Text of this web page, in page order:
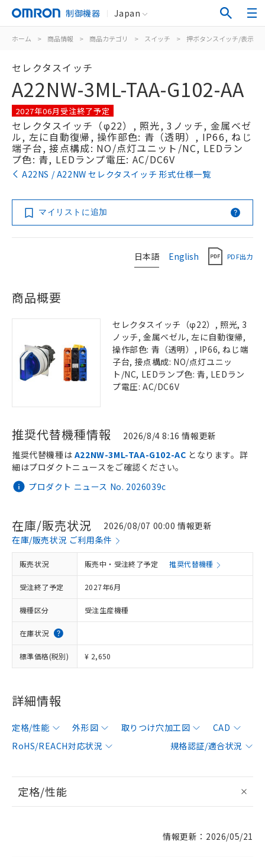
制御機器 Japan
ホーム > 商品情報 > 商品カテゴリ > スイッチ > 押ボタンスイッチ/表示灯
セレクタスイッチ
A22NW-3ML-TAA-G102-AA
2027年06月受注終了予定
セレクタスイッチ（φ22）, 照光, 3ノッチ, 金属ベゼ
ル, 左に自動復帰, 操作部色: 青（透明）, IP66, ねじ
端子台, 接点構成: NO/点灯ユニット/NC, LEDラン
プ色: 青, LEDランプ電圧: AC/DC6V
A22NS / A22NW セレクタスイッチ 形式仕様一覧
マイリストに追加
日本語 English PDF出力
商品概要
セレクタスイッチ（φ22）, 照光, 3
ノッチ, 金属ベゼル, 左に自動復帰,
操作部色: 青（透明）, IP66, ねじ端
子台, 接点構成: NO/点灯ユニッ
ト/NC, LEDランプ色: 青, LEDラン
プ電圧: AC/DC6V
推奨代替機種情報 2026/8/4 8:16 情報更新
プロダクト ニュース No. 2026039c
推奨代替機種は A22NW-3ML-TAA-G102-AC となります。詳
細はプロダクトニュースをご確認ください。
在庫/販売状況
2026/08/07 00:00 情報更新
在庫/販売状況 ご利用条件
販売状況 販売中・受注終了予定 推奨代替機種
受注終了予定 2027年6月
機種区分 受注生産機種
在庫状況
標準価格(税別) ¥ 2,650
詳細情報
定格/性能 外形図 取りつけ穴加工図
CAD
RoHS/REACH対応状況
規格認証/適合状況
定格/性能
情報更新：2026/05/21